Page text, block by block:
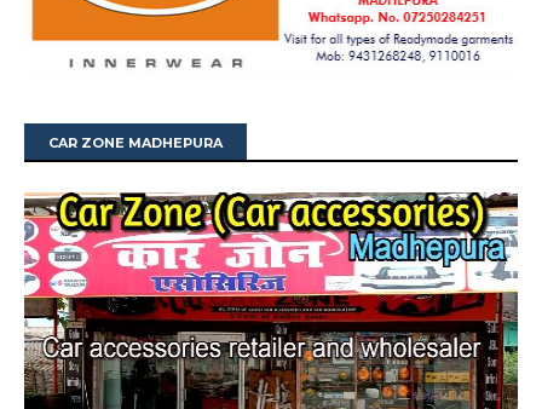
CAR ZONE MADHEPURA